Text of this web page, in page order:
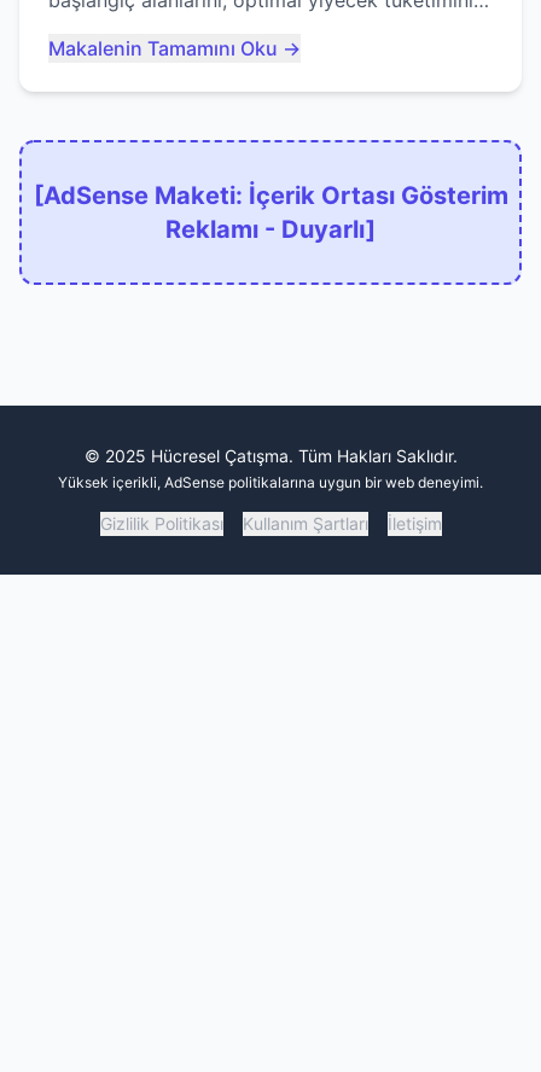
kaçınacağınızı anlatıyor...
Makalenin Tamamını Oku →
[AdSense Maketi: İçerik Ortası Gösterim
Reklamı - Duyarlı]
© 2025 Hücresel Çatışma. Tüm Hakları Saklıdır.
Yüksek içerikli, AdSense politikalarına uygun bir web deneyimi.
Gizlilik Politikası Kullanım Şartları İletişim